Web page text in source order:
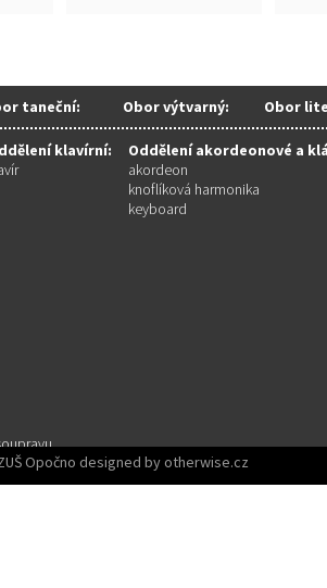
taneční: Obor výtvarný: Obor
klavírní:
Oddělení akordeonové a
akordeon
knoflíková harmonika
keyboard
Opočno designed by otherwise.cz